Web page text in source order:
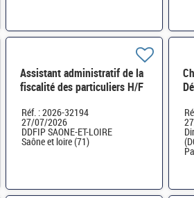
Assistant administratif de la
fiscalité des particuliers H/F
Réf. : 2026-32194
27/07/2026
DDFIP SAONE-ET-LOIRE
Saône et loire (71)